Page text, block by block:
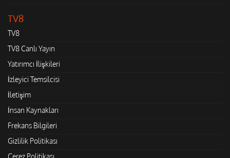
TV8
TV8
TV8 Canlı Yayın
Yatırımcı İlişkileri
İzleyici Temsilcisi
İletişim
İnsan Kaynakları
Frekans Bilgileri
Gizlilik Politikası
Çerez Politikası